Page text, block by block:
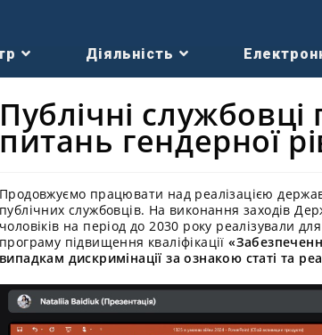
Діяльність
Публічні
питань гендерної
Продовжуємо працювати над реалізацією
публічних службовців. На виконання заходів
чоловіків на період до 2030 року реалізували
програму підвищення кваліфікації
випадкам дискримінації за ознакою статі та